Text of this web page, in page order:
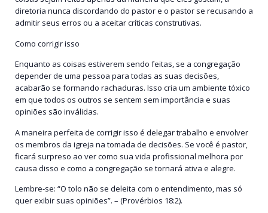
diretoria nunca discordando do pastor e o pastor se recusando a
admitir seus erros ou a aceitar críticas construtivas.
Como corrigir isso
Enquanto as coisas estiverem sendo feitas, se a congregação
depender de uma pessoa para todas as suas decisões,
acabarão se formando rachaduras. Isso cria um ambiente tóxico
em que todos os outros se sentem sem importância e suas
opiniões são inválidas.
A maneira perfeita de corrigir isso é delegar trabalho e envolver
os membros da igreja na tomada de decisões. Se você é pastor,
ficará surpreso ao ver como sua vida profissional melhora por
causa disso e como a congregação se tornará ativa e alegre.
Lembre-se: “O tolo não se deleita com o entendimento, mas só
quer exibir suas opiniões”. – (Provérbios 18:2).